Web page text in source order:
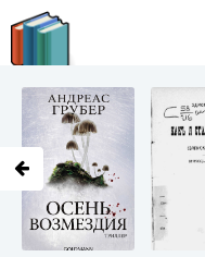
LITMIR.ORG